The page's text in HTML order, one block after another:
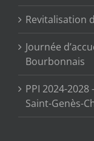
Revitalisation
Journée
Bourbonnais
PPI 2024-
Saint-Genès-